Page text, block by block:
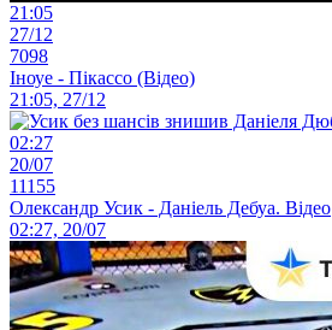
21:05
27/12
7098
Іноуе - Пікассо (Відео)
21:05, 27/12
02:27
20/07
11155
Олександр Усик - Даніель Дебуа. Відео
02:27, 20/07